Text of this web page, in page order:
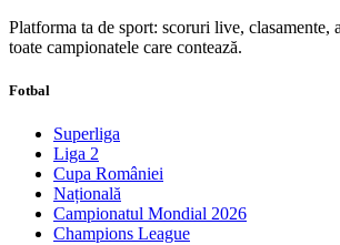
Platforma ta de sport: scoruri live, clasamente,
toate campionatele care contează.
Fotbal
Superliga
Liga 2
Cupa României
Națională
Campionatul Mondial 2026
Champions League